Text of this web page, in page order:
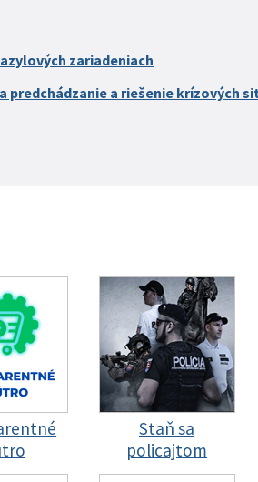
zariadeniach
a riešenie krízových
Staň sa
policajtom